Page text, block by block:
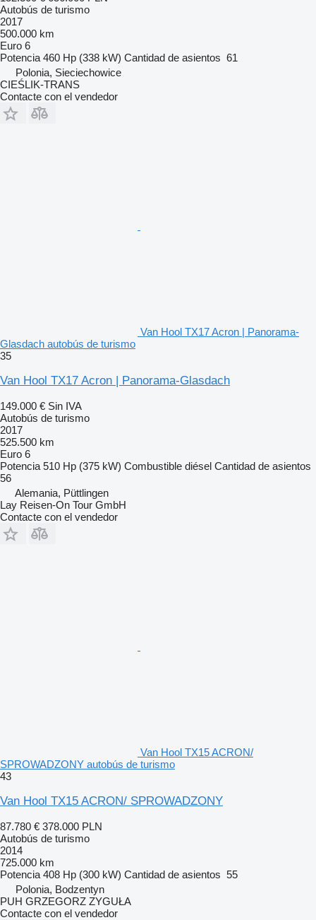
Autobús de turismo
2017
500.000 km
Euro 6
Potencia 460 Hp (338 kW) Cantidad de asientos 61
Polonia, Sieciechowice
CIEŚLIK-TRANS
Contacte con el vendedor
Van Hool TX17 Acron | Panorama-
Glasdach autobús de turismo
35
Van Hool TX17 Acron | Panorama-Glasdach
149.000 € Sin IVA
Autobús de turismo
2017
525.500 km
Euro 6
Potencia 510 Hp (375 kW) Combustible diésel Cantidad de asientos
56
Alemania, Püttlingen
Lay Reisen-On Tour GmbH
Contacte con el vendedor
Van Hool TX15 ACRON/
SPROWADZONY autobús de turismo
43
Van Hool TX15 ACRON/ SPROWADZONY
87.780 € 378.000 PLN
Autobús de turismo
2014
725.000 km
Potencia 408 Hp (300 kW) Cantidad de asientos 55
Polonia, Bodzentyn
PUH GRZEGORZ ZYGUŁA
Contacte con el vendedor